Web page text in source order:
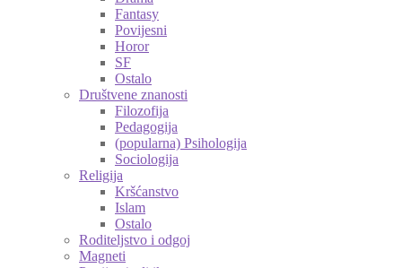
Fantasy
Povijesni
Horor
SF
Ostalo
Društvene znanosti
Filozofija
Pedagogija
(popularna) Psihologija
Sociologija
Religija
Kršćanstvo
Islam
Ostalo
Roditeljstvo i odgoj
Magneti